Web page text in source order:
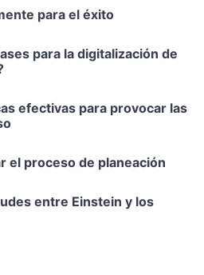
para el éxito
para la digitalización de
efectivas para provocar las
el proceso de planeación
entre Einstein y los